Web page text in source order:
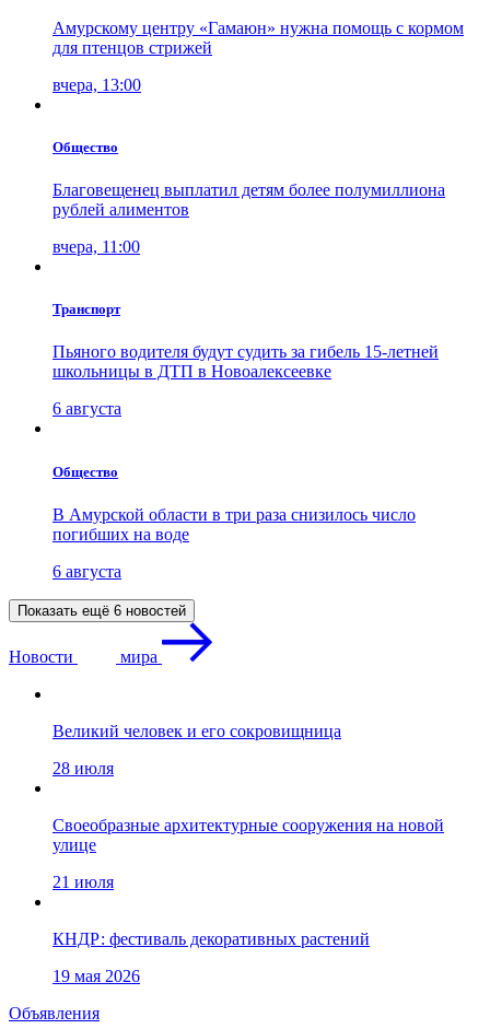
Амурскому центру «Гамаюн» нужна помощь с кормом
для птенцов стрижей
вчера, 13:00
Общество
Благовещенец выплатил детям более полумиллиона
рублей алиментов
вчера, 11:00
Транспорт
Пьяного водителя будут судить за гибель 15-летней
школьницы в ДТП в Новоалексеевке
6 августа
Общество
В Амурской области в три раза снизилось число
погибших на воде
6 августа
Показать ещё 6 новостей
Новости мира
Великий человек и его сокровищница
28 июля
Своеобразные архитектурные сооружения на новой
улице
21 июля
КНДР: фестиваль декоративных растений
19 мая 2026
Объявления